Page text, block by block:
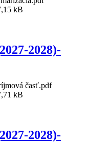
kB
2028)-
časť.pdf
kB
2028)-